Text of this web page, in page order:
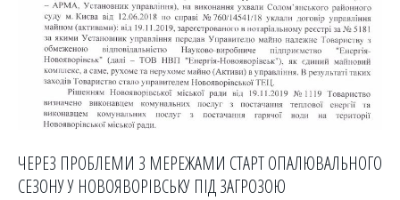
ЧЕРЕЗ ПРОБЛЕМИ З МЕРЕЖАМИ СТАРТ ОПАЛЮВАЛЬНОГО
СЕЗОНУ У НОВОЯВОРІВСЬКУ ПІД ЗАГРОЗОЮ